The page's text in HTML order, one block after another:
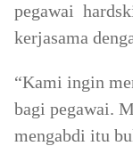
pegawai
kerjasama
“Kami ingin
bagi pegawai.
mengabdi itu